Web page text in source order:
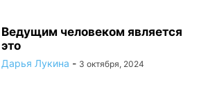
Ведущим человеком является
это
Дарья Лукина - 3 октября, 2024